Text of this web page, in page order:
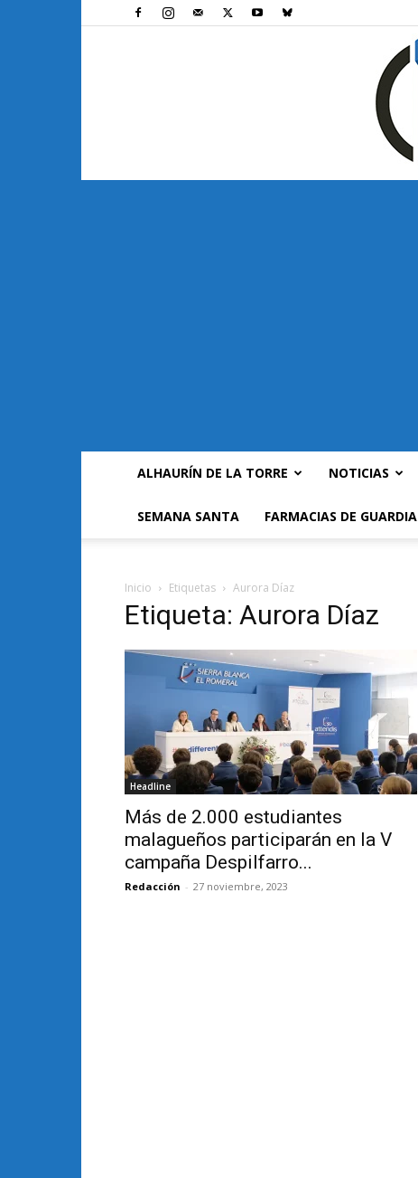
ALHAURÍN DE LA TORRE NOTICIAS
SEMANA SANTA FARMACIAS DE GUARDIA
Inicio Etiquetas Aurora Díaz
Etiqueta: Aurora Díaz
Headline
Más de 2.000 estudiantes
malagueños participarán en la V
campaña Despilfarro...
Redacción - 27 noviembre, 2023